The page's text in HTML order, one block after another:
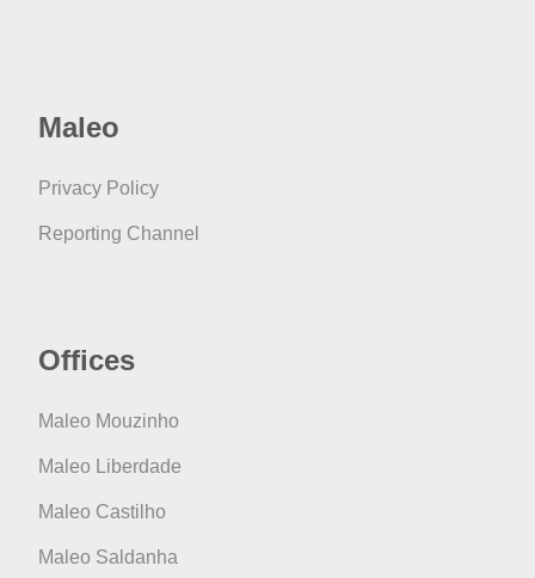
Maleo
Privacy Policy
Reporting Channel
Offices
Maleo Mouzinho
Maleo Liberdade
Maleo Castilho
Maleo Saldanha